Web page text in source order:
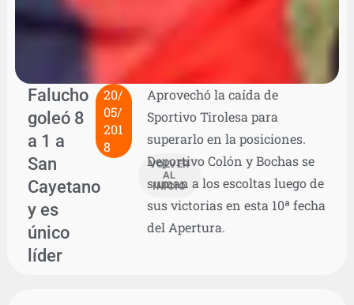
Falucho
goleó 8
a 1 a
San
Cayetano
y es
único
líder
20/
05/
201
8
VOLVER
AL
INICIO
Aprovechó la caída de
Sportivo Tirolesa para
superarlo en la posiciones.
Deportivo Colón y Bochas se
suman a los escoltas luego de
sus victorias en esta 10ª fecha
del Apertura.